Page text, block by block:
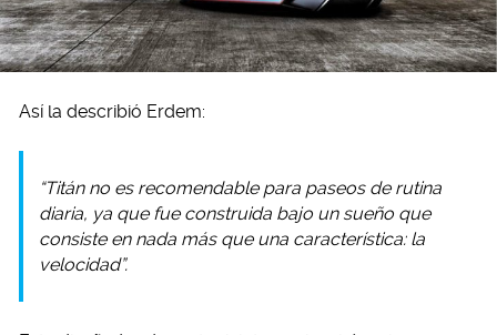
Así la describió Erdem:
“Titán no es recomendable para paseos de rutina
diaria, ya que fue construida bajo un sueño que
consiste en nada más que una característica: la
velocidad”.